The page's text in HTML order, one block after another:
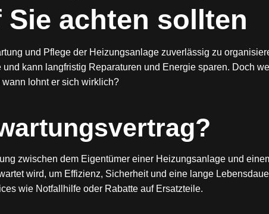
achten sollten
und Pflege der Heizungsanlage zuverlässig zu
kann langfristig Reparaturen und Energie sparen. Doch
lohnt er sich wirklich?
zwischen dem Eigentümer einer Heizungsanlage und
wird, um Effizienz, Sicherheit und eine lange
wie Notfallhilfe oder Rabatte auf Ersatzteile.